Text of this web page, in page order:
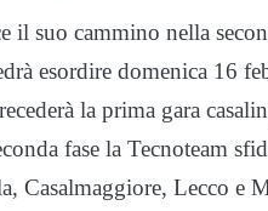
il suo cammino nella
esordire domenica 16
la prima gara
fase la Tecnoteam
Casalmaggiore, Lecco